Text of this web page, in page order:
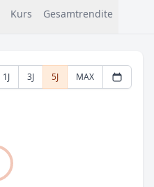
Kurs Gesamtrendite
1J 3J 5J MAX